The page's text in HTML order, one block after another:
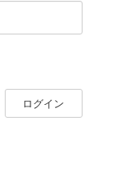
ログイン